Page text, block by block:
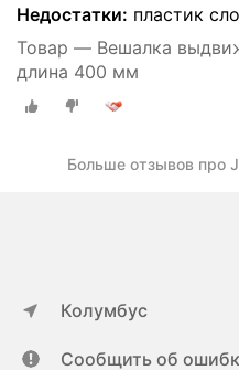
Недостатки: пластик
Товар — Вешалка
длина 400 мм
Больше отзывов про
Колумбус
Сообщить об